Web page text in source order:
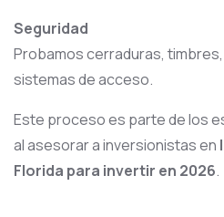
Seguridad
Probamos cerraduras,
sistemas de acceso.
Este proceso es parte de los
al asesorar a inversionistas en
Florida para invertir en 2026.